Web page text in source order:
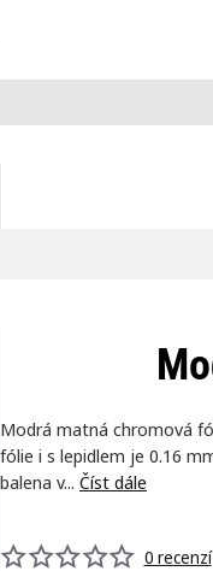
Modrá matná chromová
fólie i s lepidlem je 0.16
balena v... Číst dále
0 recenzí